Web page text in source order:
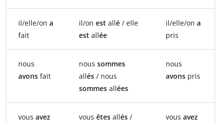
il/elle/on a
fait
il/on est allé / elle
est allée
il/elle/on a
pris
nous
avons fait
nous sommes
allés / nous
sommes allées
nous
avons pris
vous avez
vous êtes allés /
vous avez